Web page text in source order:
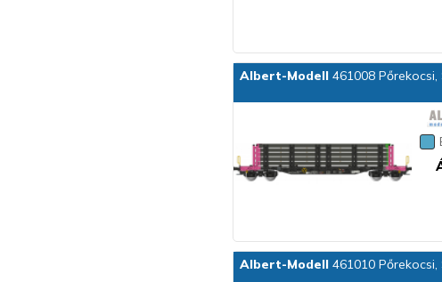
Albert-Modell 461008 Pőrekocsi,
Albert-Modell 461010 Pőrekocsi,